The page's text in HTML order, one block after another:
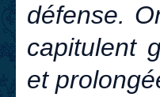
défense.
capitulent
et